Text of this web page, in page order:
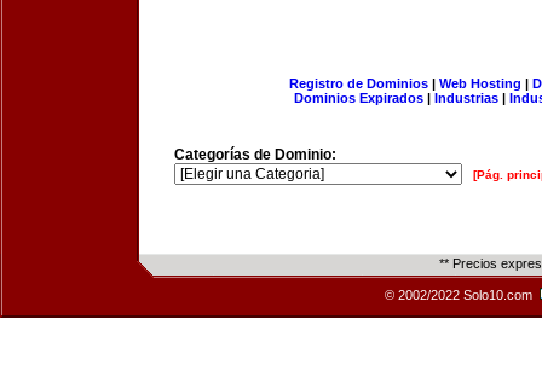
Registro de Dominios| Web Hosting |
Dominios Expirados | Industrias |
Categorías de Dominio:
[Pág.
** Precios
© 2002/2022 Solo10.com